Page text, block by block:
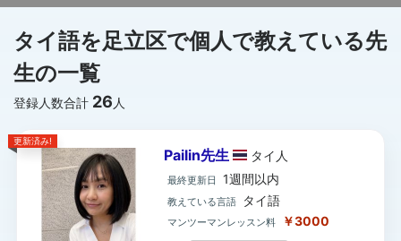
タイ語を足立区で個人で教えている先
生の一覧
登録人数合計 26 人
更新済み!
Pailin先生 タイ 人
最終更新日 1週間以内
教えている言語 タイ語
マンツーマンレッスン料 ￥3000